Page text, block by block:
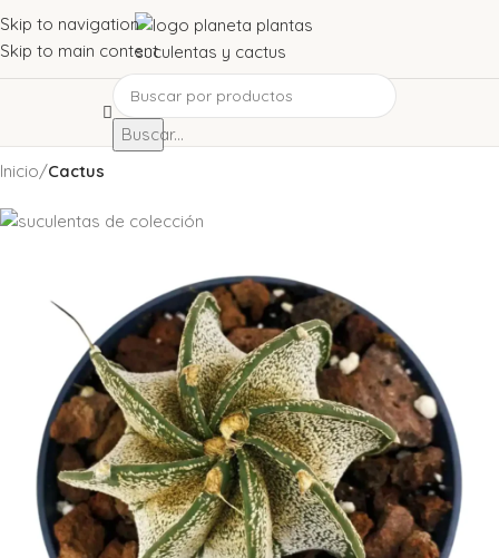
Skip to navigation
Skip to main content
Buscar...
Inicio Cactus